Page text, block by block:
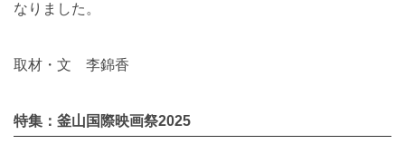
なりました。
取材・文 李錦香
特集：釜山国際映画祭2025